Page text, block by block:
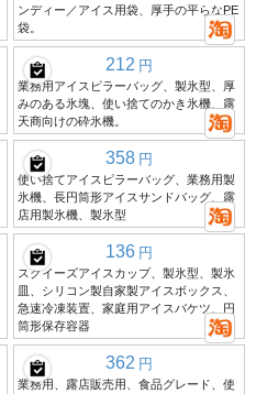
ンディー／アイス用袋、厚手の平らなPE
袋。
212 円
業務用アイスピラーバッグ、製氷型、厚
みのある氷塊、使い捨てのかき氷機、露
天商向けの砕氷機。
358 円
使い捨てアイスピラーバッグ、業務用製
氷機、長円筒形アイスサンドバッグ、露
店用製氷機、製氷型
136 円
スクイーズアイスカップ、製氷型、製氷
皿、シリコン製自家製アイスボックス、
急速冷凍装置、家庭用アイスバケツ、円
筒形保存容器
362 円
業務用、露店販売用、食品グレード、使